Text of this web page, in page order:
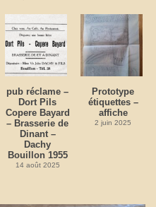
pub réclame –
Dort Pils
Copere Bayard
– Brasserie de
Dinant –
Dachy
Bouillon 1955
14 août 2025
Prototype
étiquettes –
affiche
2 juin 2025